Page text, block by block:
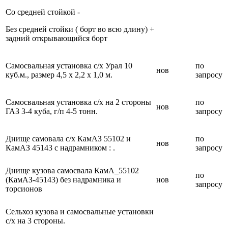
Со средней стойкой -
Без средней стойки ( борт во всю длину) +
задний открывающийся борт
Самосвальная установка с/х Урал 10
куб.м., размер 4,5 х 2,2 х 1,0 м.
нов
по
запросу
Самосвальная установка с/х на 2 стороны
ГАЗ 3-4 куба, г/п 4-5 тонн.
нов
по
запросу
Днище самовала с/х КамАЗ 55102 и
КамАЗ 45143 с надрамником : .
нов
по
запросу
Днище кузова самосвала КамА_55102
(КамАЗ-45143) без надрамника и
торсионов
нов
по
запросу
Сельхоз кузова и самосвальные установки
с/х на 3 стороны.